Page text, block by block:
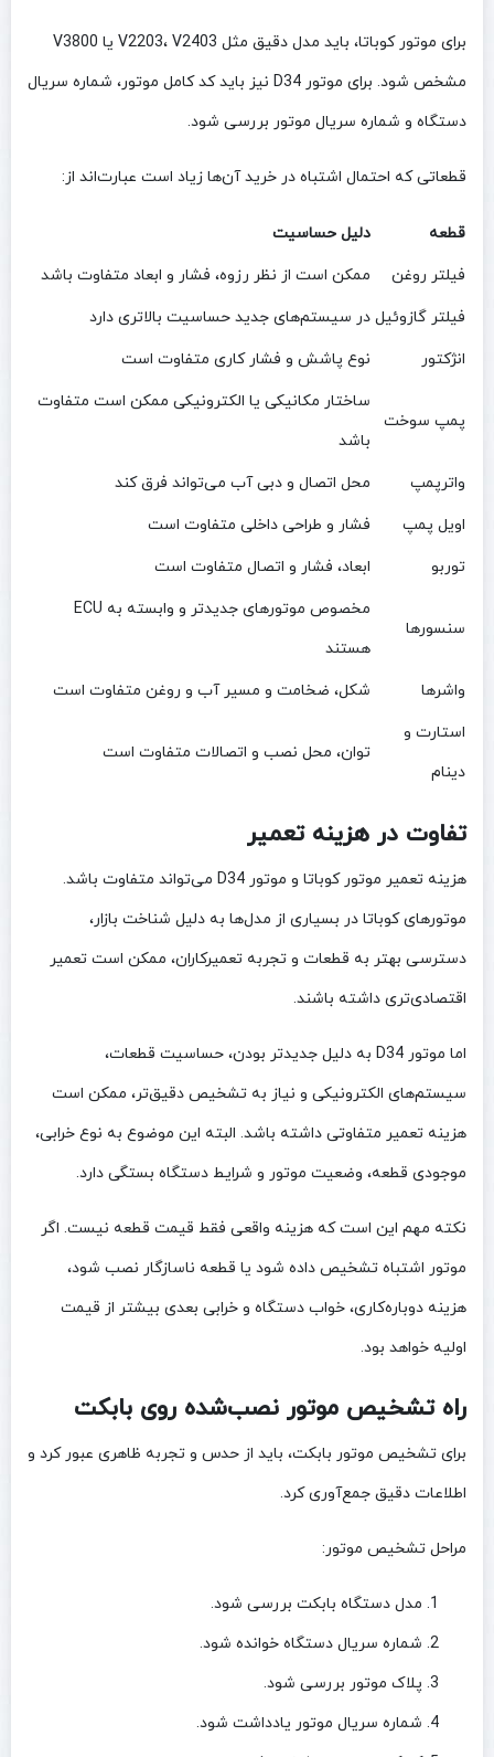
برای موتور کوباتا، باید مدل دقیق مثل V2203، V2403 یا V3800
مشخص شود. برای موتور D34 نیز باید کد کامل موتور، شماره سریال
دستگاه و شماره سریال موتور بررسی شود.
قطعاتی که احتمال اشتباه در خرید آن‌ها زیاد است عبارت‌اند از:
قطعه
دلیل حساسیت
فیلتر روغن
ممکن است از نظر رزوه، فشار و ابعاد متفاوت باشد
فیلتر گازوئیل در سیستم‌های جدید حساسیت بالاتری دارد
انژکتور
نوع پاشش و فشار کاری متفاوت است
پمپ سوخت
ساختار مکانیکی یا الکترونیکی ممکن است متفاوت
باشد
واترپمپ
محل اتصال و دبی آب می‌تواند فرق کند
اویل پمپ
فشار و طراحی داخلی متفاوت است
توربو
ابعاد، فشار و اتصال متفاوت است
سنسورها
مخصوص موتورهای جدیدتر و وابسته به ECU
هستند
واشرها
شکل، ضخامت و مسیر آب و روغن متفاوت است
استارت و
دینام
توان، محل نصب و اتصالات متفاوت است
تفاوت در هزینه تعمیر
هزینه تعمیر موتور کوباتا و موتور D34 می‌تواند متفاوت باشد.
موتورهای کوباتا در بسیاری از مدل‌ها به دلیل شناخت بازار،
دسترسی بهتر به قطعات و تجربه تعمیرکاران، ممکن است تعمیر
اقتصادی‌تری داشته باشند.
اما موتور D34 به دلیل جدیدتر بودن، حساسیت قطعات،
سیستم‌های الکترونیکی و نیاز به تشخیص دقیق‌تر، ممکن است
هزینه تعمیر متفاوتی داشته باشد. البته این موضوع به نوع خرابی،
موجودی قطعه، وضعیت موتور و شرایط دستگاه بستگی دارد.
نکته مهم این است که هزینه واقعی فقط قیمت قطعه نیست. اگر
موتور اشتباه تشخیص داده شود یا قطعه ناسازگار نصب شود،
هزینه دوباره‌کاری، خواب دستگاه و خرابی بعدی بیشتر از قیمت
اولیه خواهد بود.
راه تشخیص موتور نصب‌شده روی بابکت
برای تشخیص موتور بابکت، باید از حدس و تجربه ظاهری عبور کرد و
اطلاعات دقیق جمع‌آوری کرد.
مراحل تشخیص موتور:
مدل دستگاه بابکت بررسی شود.
شماره سریال دستگاه خوانده شود.
پلاک موتور بررسی شود.
شماره سریال موتور یادداشت شود.